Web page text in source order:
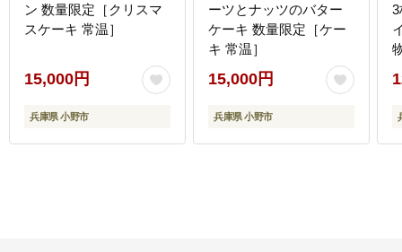
ン 数量限定［クリスマ
スケーキ 常温］
15,000円
兵庫県 小野市
ーツとナッツのバター
ケーキ 数量限定［ケー
キ 常温］
15,000円
兵庫県 小野市